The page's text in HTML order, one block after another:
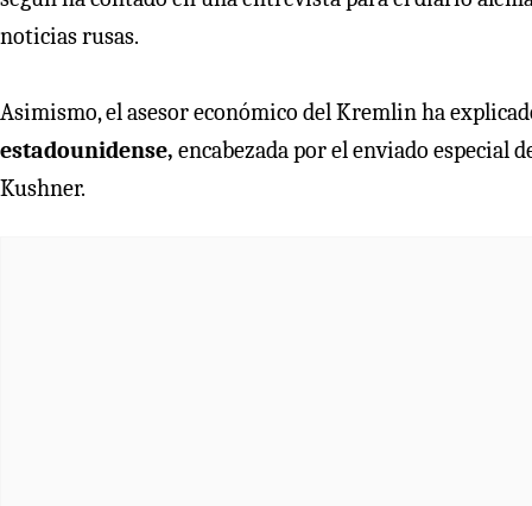
noticias rusas.
Asimismo, el asesor económico del Kremlin ha
estadounidense, encabezada por el enviado especial
Kushner.